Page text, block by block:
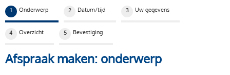
1 Huidige stap:
Onderwerp 2 Datum/tijd 3 Uw gegevens
4 Overzicht 5 Bevestiging
Afspraak maken: onderwerp